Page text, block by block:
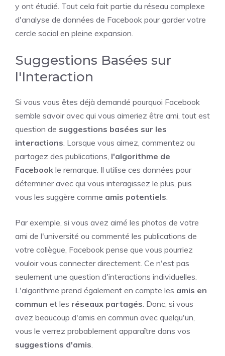
y ont étudié. Tout cela fait partie du réseau complexe
d'analyse de données de Facebook pour garder votre
cercle social en pleine expansion.
Suggestions Basées sur
l'Interaction
Si vous vous êtes déjà demandé pourquoi Facebook
semble savoir avec qui vous aimeriez être ami, tout est
question de suggestions basées sur les
interactions . Lorsque vous aimez, commentez ou
partagez des publications, l'algorithme de
Facebook le remarque. Il utilise ces données pour
déterminer avec qui vous interagissez le plus, puis
vous les suggère comme amis potentiels
Par exemple, si vous avez aimé les photos de votre
ami de l'université ou commenté les publications de
votre collègue, Facebook pense que vous pourriez
vouloir vous connecter directement. Ce n'est pas
seulement une question d'interactions individuelles.
L'algorithme prend également en compte les amis en
commun et les réseaux partagés . Donc, si vous
avez beaucoup d'amis en commun avec quelqu'un,
vous le verrez probablement apparaître dans vos
suggestions d'amis